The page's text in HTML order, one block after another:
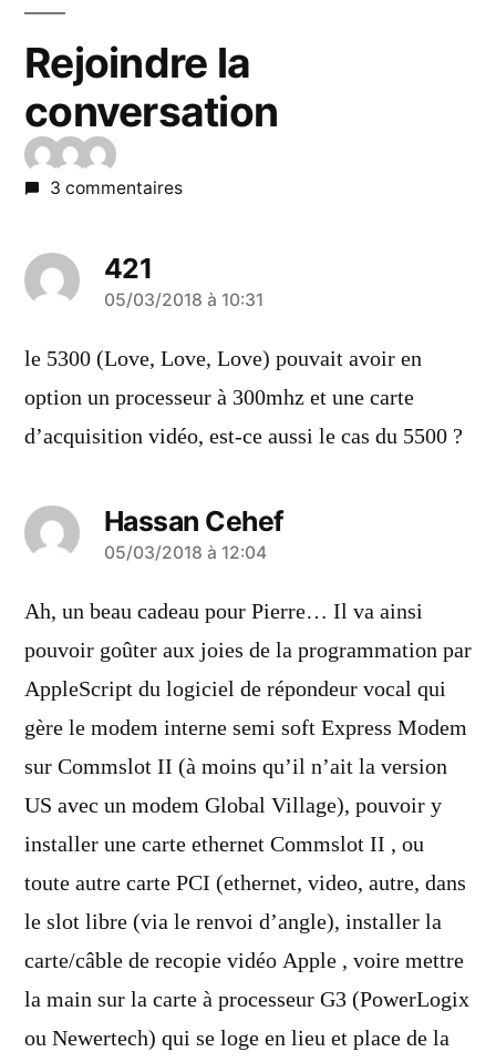
Rejoindre la
conversation
3 commentaires
421
a
dit :
05/03/2018 à 10:31
le 5300 (Love, Love, Love) pouvait avoir en
option un processeur à 300mhz et une carte
d’acquisition vidéo, est-ce aussi le cas du 5500 ?
Hassan Cehef
a
dit :
05/03/2018 à 12:04
Ah, un beau cadeau pour Pierre… Il va ainsi
pouvoir goûter aux joies de la programmation par
AppleScript du logiciel de répondeur vocal qui
gère le modem interne semi soft Express Modem
sur Commslot II (à moins qu’il n’ait la version
US avec un modem Global Village), pouvoir y
installer une carte ethernet Commslot II , ou
toute autre carte PCI (ethernet, video, autre, dans
le slot libre (via le renvoi d’angle), installer la
carte/câble de recopie vidéo Apple , voire mettre
la main sur la carte à processeur G3 (PowerLogix
ou Newertech) qui se loge en lieu et place de la